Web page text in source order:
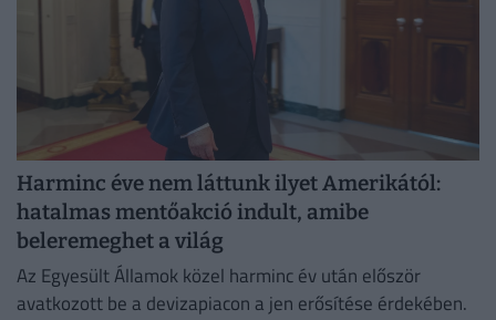
Harminc éve nem láttunk ilyet Amerikától:
hatalmas mentőakció indult, amibe
beleremeghet a világ
Az Egyesült Államok közel harminc év után először
avatkozott be a devizapiacon a jen erősítése érdekében.